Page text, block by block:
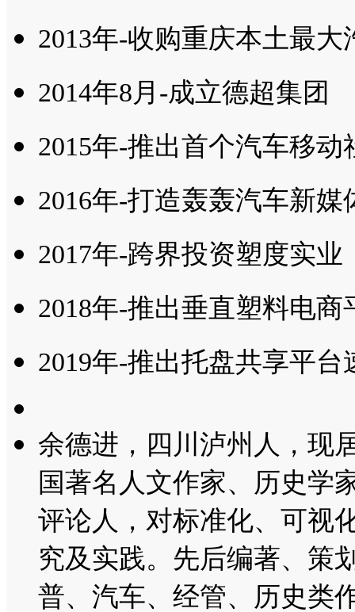
2013年-收购重庆本土最
2014年8月-成立德超集团
2015年-推出首个汽车移动
2016年-打造轰轰汽车新媒
2017年-跨界投资塑度实业
2018年-推出垂直塑料电商
2019年-推出托盘共享平台
余德进， 四川泸州人，现
国著名人文作家、历史学
评论人，对标准化、可视
究及实践。先后编著、策
普、汽车、经管、历史类